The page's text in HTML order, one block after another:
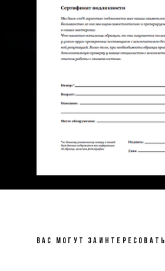
ВАС МОГУТ ЗАИНТЕРЕСОВАТЬ